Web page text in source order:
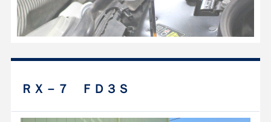
ＲＸ－７ ＦＤ３Ｓ